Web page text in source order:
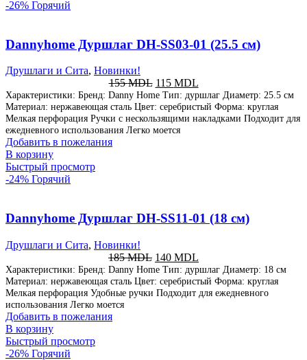
-26% Горячий
Dannyhome Дуршлаг DH-SS03-01 (25.5 см)
Друшлаги и Сита, Новинки!
155MDL 115 MDL
Характеристики: Бренд: Danny Home Тип: дуршлаг Диаметр: 25.5 см
Материал: нержавеющая сталь Цвет: серебристый Форма: круглая
Мелкая перфорация Ручки с нескользящими накладками Подходит для
ежедневного использования Легко моется
Добавить в пожелания
В корзину
Быстрый просмотр
-24% Горячий
Dannyhome Дуршлаг DH-SS11-01 (18 см)
Друшлаги и Сита, Новинки!
185MDL 140 MDL
Характеристики: Бренд: Danny Home Тип: дуршлаг Диаметр: 18 см
Материал: нержавеющая сталь Цвет: серебристый Форма: круглая
Мелкая перфорация Удобные ручки Подходит для ежедневного
использования Легко моется
Добавить в пожелания
В корзину
Быстрый просмотр
-26% Горячий